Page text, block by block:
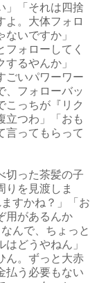
」「それは四捨
よ。大体フォロ
いですか」
フォローしてく
るやんか」
ごいパワーワー
、フォローバッ
こっちが『リク
立つわ」「おも
言ってもらって
切った茶髪の子
りを見渡しま
すかね？」「お
用があるんか
んで、ちょっと
どうやねん」
ん。ずっと大赤
払う必要もない